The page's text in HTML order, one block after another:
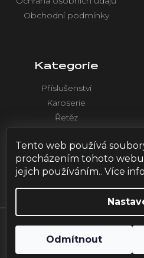
Tento web používá
procházením tohoto
jejich používáním.. Více
Odmítnout
Obchodní podmínky
Kategorie
Příslušenství
Karoserie
Řetěz
Elektronika
Vytvořil Shoptet